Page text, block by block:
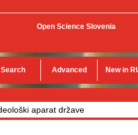
Open Science Slovenia
Search Advanced New in